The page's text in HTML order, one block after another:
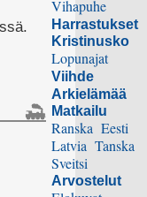
Vihapuhe
Harrastukset
Kristinusko
Lopunajat
Viihde
Arkielämää
Matkailu
Ranska Eesti
Latvia Tanska
Sveitsi
Arvostelut